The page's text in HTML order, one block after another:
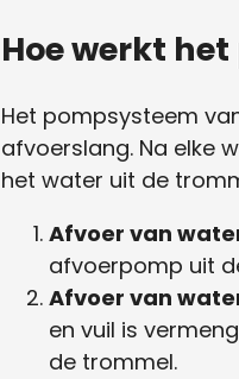
Hoe werkt
Het pompsysteem
afvoerslang. Na elke
het water uit de
Afvoer van
afvoerpomp uit
Afvoer van
en vuil is
de trommel.